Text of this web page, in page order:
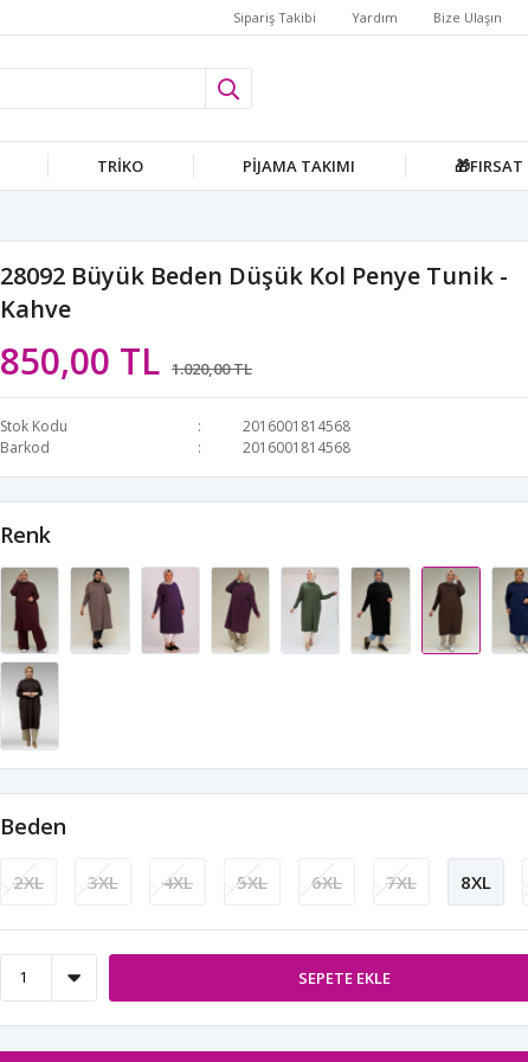
Sipariş Takibi Yardım Bize Ulaşın
TRİKO PİJAMA TAKIMI 🎁FIRSAT
28092 Büyük Beden Düşük Kol Penye Tunik -
Kahve
850,00 TL 1.020,00 TL
Stok Kodu
2016001814568
Barkod
2016001814568
Renk
Beden
2XL 3XL 4XL 5XL 6XL 7XL 8XL
SEPETE EKLE